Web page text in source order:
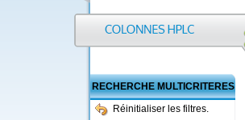
RECHERCHE MULTICRITERES
Réinitialiser les filtres.